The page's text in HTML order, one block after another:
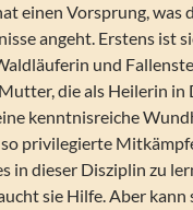
einen Vorsprung, was
angeht. Erstens ist
und
die als Heilerin
kenntnisreiche
privilegierte
in dieser Disziplin zu
sie Hilfe. Aber kann